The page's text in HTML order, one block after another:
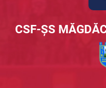
CSF-ȘS